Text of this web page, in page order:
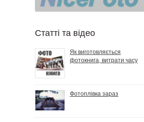
Статті та відео
Як виготовляється
фотокнига, витрати часу
Фотоплівка зараз